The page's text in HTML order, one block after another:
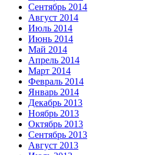
Сентябрь 2014
Август 2014
Июль 2014
Июнь 2014
Май 2014
Апрель 2014
Март 2014
Февраль 2014
Январь 2014
Декабрь 2013
Ноябрь 2013
Октябрь 2013
Сентябрь 2013
Август 2013